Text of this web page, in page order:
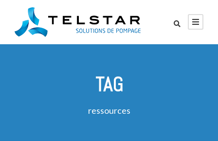
TAG
ressources